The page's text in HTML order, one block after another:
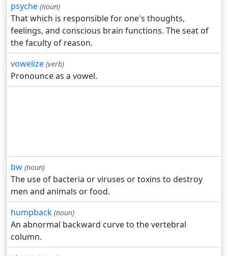
psyche (noun)
That which is responsible for one's thoughts,
feelings, and conscious brain functions. The seat of
the faculty of reason.
vowelize (verb)
Pronounce as a vowel.
bw (noun)
The use of bacteria or viruses or toxins to destroy
men and animals or food.
humpback (noun)
An abnormal backward curve to the vertebral
column.